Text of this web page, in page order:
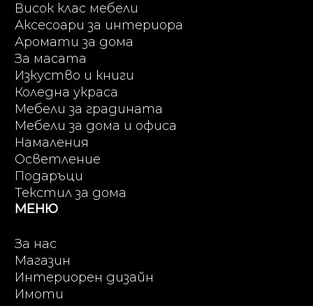
Висок клас мебели
Аксесоари за интериора
Аромати за дома
За масата
Изкуство и книги
Коледна украса
Мебели за градината
Мебели за дома и офиса
Намаления
Осветление
Подаръци
Текстил за дома
МЕНЮ
За нас
Магазин
Интериорен дизайн
Имоти